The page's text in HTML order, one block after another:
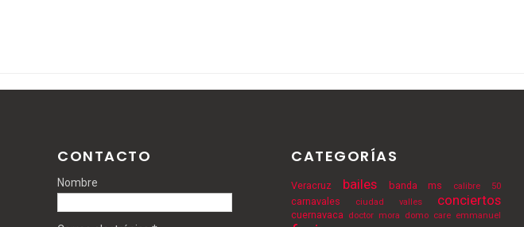
CONTACTO
Nombre
CATEGORÍAS
Veracruz bailes banda ms calibre 50
carnavales ciudad valles conciertos
cuernavaca doctor mora domo care emmanuel